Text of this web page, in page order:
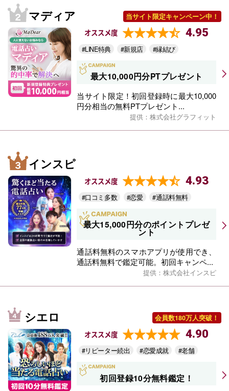
マディア 当サイト限定キャンペーン中！
オススメ度 4.95
#LINE特典 #新規店 #縁結び
最大10,000円分PTプレゼント
当サイト限定！初回登録時に最大10,000
円分相当の無料PTプレゼント...
提供：株式会社グラフィット
インスピ
オススメ度 4.93
#口コミ多数 #恋愛 #通話料無料
最大15,000円分のポイントプレゼ
ント
通話料無料のスマホアプリが使用でき、
通話料無料で鑑定可能。初回キャンペ...
提供：株式会社インスピ
シエロ 会員数180万人突破！
オススメ度 4.90
#リピーター続出 #恋愛成就 #老舗
初回登録10分無料鑑定！